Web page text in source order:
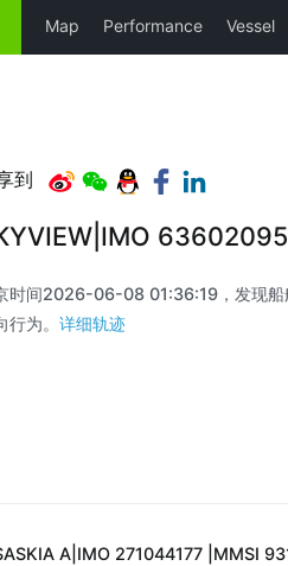
到
时间2026-06-08 01:36:19，发现
行为。 详细轨迹
A|IMO 271044177 |MMSI